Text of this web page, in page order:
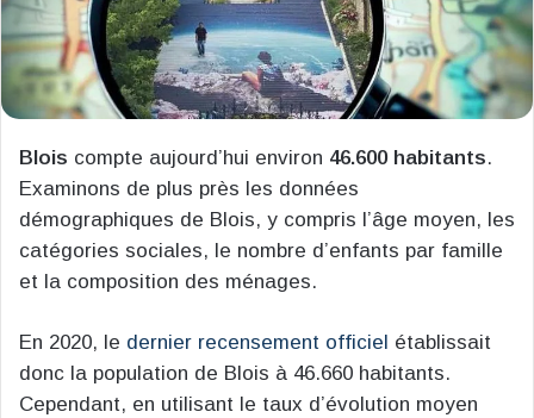
Blois compte aujourd’hui environ 46.600 habitants.
Examinons de plus près les données
démographiques de Blois, y compris l’âge moyen, les
catégories sociales, le nombre d’enfants par famille
et la composition des ménages.
En 2020, le dernier recensement officiel établissait
donc la population de Blois à 46.660 habitants.
Cependant, en utilisant le taux d’évolution moyen